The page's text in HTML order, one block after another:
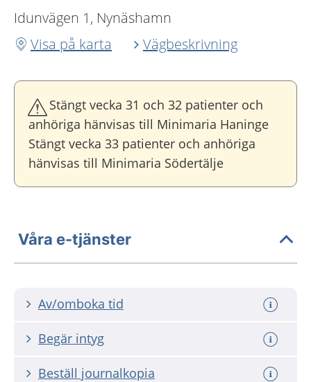
Idunvägen 1, Nynäshamn
Visa på karta
Vägbeskrivning
Stängt vecka 31 och 32 patienter och
anhöriga hänvisas till Minimaria Haninge
Stängt vecka 33 patienter och anhöriga
hänvisas till Minimaria Södertälje
Våra e-tjänster
Av/omboka tid
Begär intyg
Beställ journalkopia